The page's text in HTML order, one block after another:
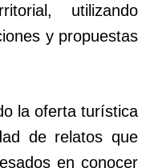
utilizando
y propuestas
la oferta turística
de relatos que
en conocer